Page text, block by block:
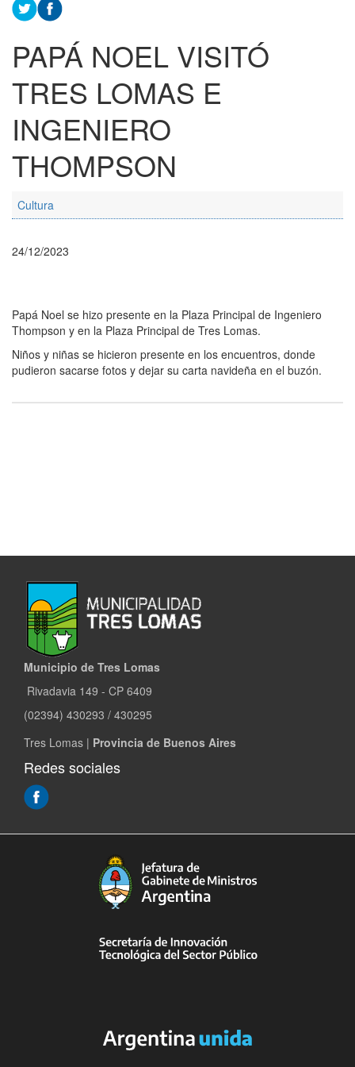
PAPÁ NOEL VISITÓ
TRES LOMAS E
INGENIERO
THOMPSON
Cultura
24/12/2023
Papá Noel se hizo presente en la Plaza Principal de Ingeniero
Thompson y en la Plaza Principal de Tres Lomas.
Niños y niñas se hicieron presente en los encuentros, donde
pudieron sacarse fotos y dejar su carta navideña en el buzón.
Municipio de Tres Lomas
Rivadavia 149 - CP 6409
(02394) 430293 / 430295
Tres Lomas | Provincia de Buenos Aires
Redes sociales